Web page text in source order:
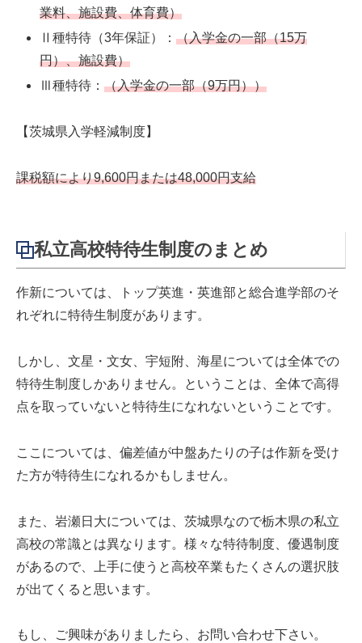
業料、施設費、体育費）
Ⅱ種特待（3年保証）：（入学金の一部（15万
円）、施設費）
Ⅲ種特待：（入学金の一部（9万円））
【茨城県入学軽減制度】
課税額により9,600円または48,000円支給
私立高校特待生制度のまとめ
作新については、トップ英進・英進部と総合進学部のそ
れぞれに特待生制度があります。
しかし、文星・文女、宇短附、海星については全体での
特待生制度しかありません。ということは、全体で高得
点を取っていないと特待生になれないということです。
ここについては、偏差値が中盤あたりの子は作新を受け
た方が特待生になれるかもしません。
また、岩瀬日大については、茨城県なので栃木県の私立
高校の常識とは異なります。様々な特待制度、優遇制度
があるので、上手に使うと高校卒業もたくさんの選択肢
が出てくると思います。
もし、ご興味がありましたら、お問い合わせ下さい。